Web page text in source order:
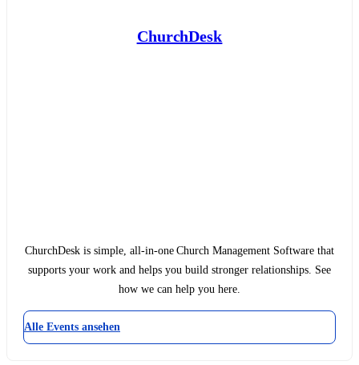
ChurchDesk
ChurchDesk is simple, all-in-one Church Management Software that
supports your work and helps you build stronger relationships. See
how we can help you here.
Alle Events ansehen